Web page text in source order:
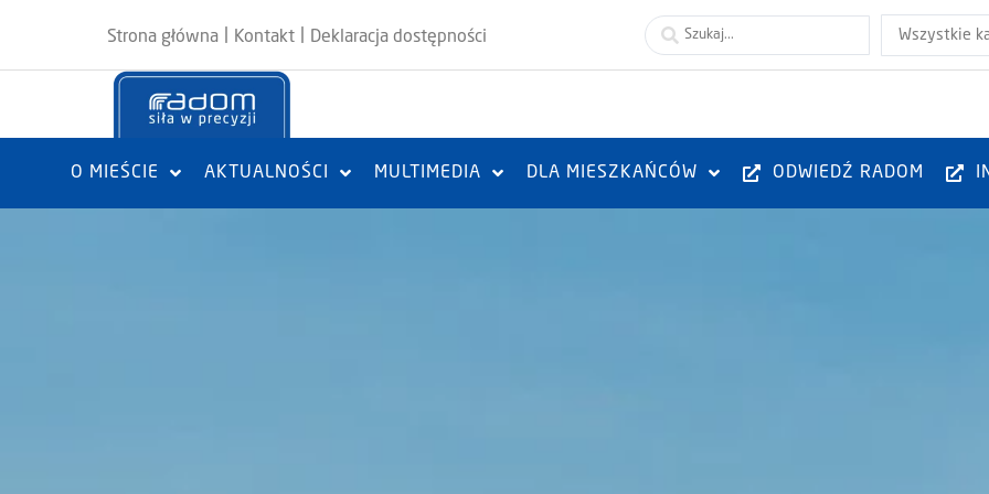
Strona główna Kontakt Deklaracja dostępności Wszystkie
O MIEŚCIE AKTUALNOŚCI MULTIMEDIA DLA MIESZKAŃCÓW ODWIEDŹ RADOM